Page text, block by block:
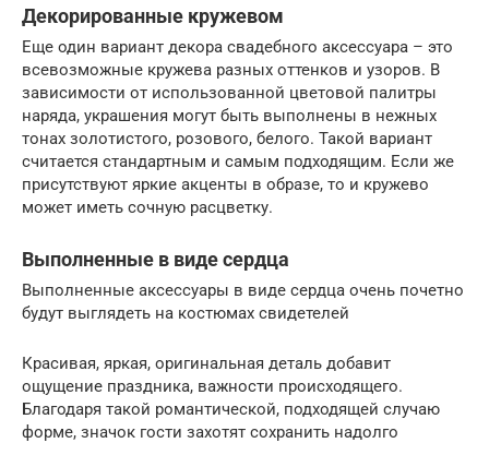
Декорированные кружевом
Еще один вариант декора свадебного аксессуара – это
всевозможные кружева разных оттенков и узоров. В
зависимости от использованной цветовой палитры
наряда, украшения могут быть выполнены в нежных
тонах золотистого, розового, белого. Такой вариант
считается стандартным и самым подходящим. Если же
присутствуют яркие акценты в образе, то и кружево
может иметь сочную расцветку.
Выполненные в виде сердца
Выполненные аксессуары в виде сердца очень почетно
будут выглядеть на костюмах свидетелей
Красивая, яркая, оригинальная деталь добавит
ощущение праздника, важности происходящего.
Благодаря такой романтической, подходящей случаю
форме, значок гости захотят сохранить надолго